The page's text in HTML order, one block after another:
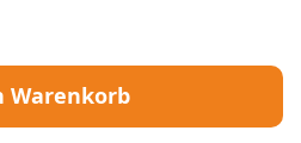
Warenkorb